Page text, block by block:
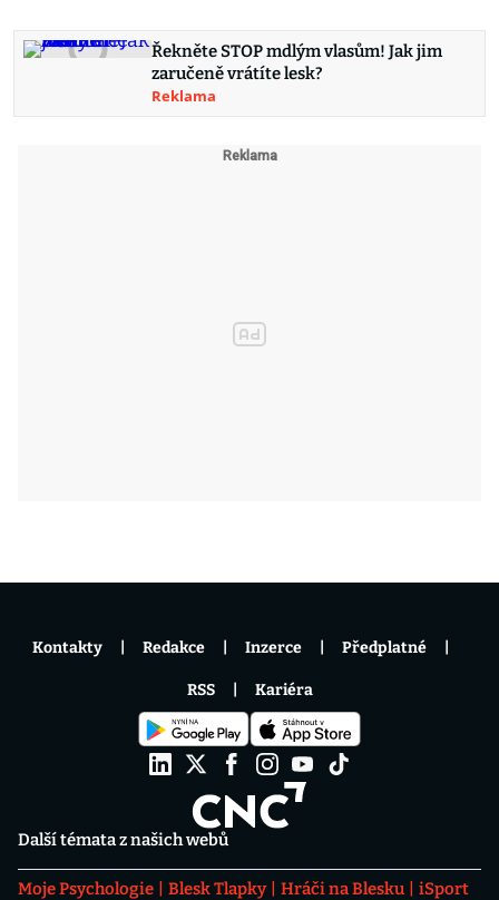
Řekněte STOP mdlým vlasům! Jak jim
zaručeně vrátíte lesk?
Reklama
Další témata z našich webů
Moje Psychologie Blesk Tlapky Hráči na Blesku
iSport
Kontakty Redakce Inzerce Předplatné
RSS Kariéra